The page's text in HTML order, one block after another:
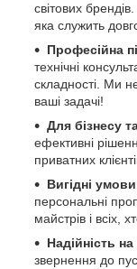
світових
яка служить
Професійна
технічні
складності. Ми
ваші задачі!
Для бізнесу
ефективні
приватних
Вигідні умови
персональні
майстрів і всіх,
Надійність
звернення до